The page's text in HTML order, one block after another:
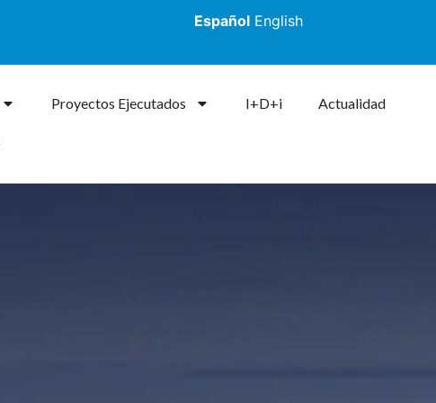
Español English
Proyectos Ejecutados I+D+i Actualidad